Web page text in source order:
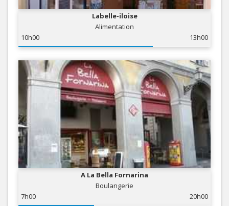
Labelle-iloise
Alimentation
10h00
13h00
A La Bella Fornarina
Boulangerie
7h00
20h00